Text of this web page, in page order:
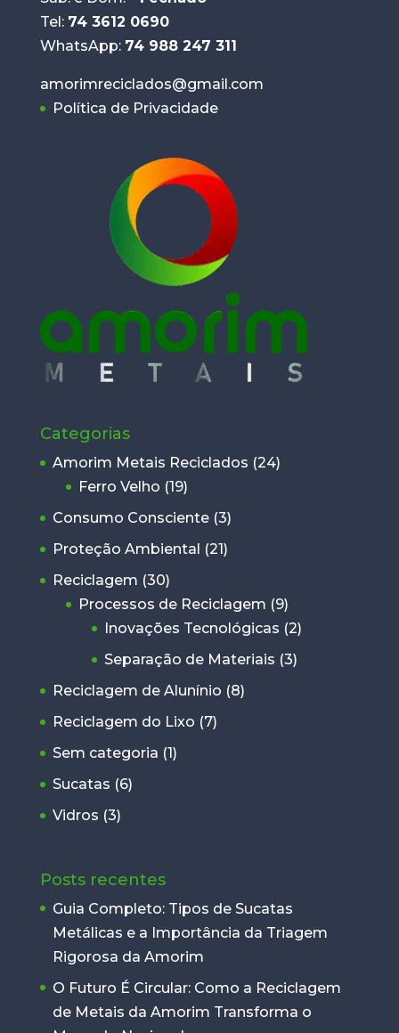
Tel: 74 3612 0690
WhatsApp: 74 988 247 311
amorimreciclados@gmail.com
Política de Privacidade
Categorias
Amorim Metais Reciclados (24)
Ferro Velho (19)
Consumo Consciente(3)
Proteção Ambiental (21)
Reciclagem (30)
Processos de Reciclagem (9)
Inovações Tecnológicas (2)
Separação de Materiais (3)
Reciclagem de Alunínio (8)
Reciclagem do Lixo (7)
Sem categoria (1)
Sucatas (6)
Vidros (3)
Posts recentes
Guia Completo: Tipos de Sucatas
Metálicas e a Importância da Triagem
Rigorosa da Amorim
O Futuro É Circular: Como a Reciclagem
de Metais da Amorim Transforma o